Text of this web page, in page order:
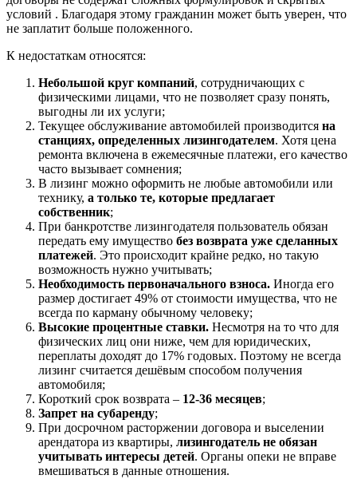
условий . Благодаря этому гражданин может быть уверен, что
не заплатит больше положенного.
К недостаткам относятся:
Небольшой круг компаний, сотрудничающих с
физическими лицами, что не позволяет сразу понять,
выгодны ли их услуги;
Текущее обслуживание автомобилей производится на
станциях, определенных лизингодателем. Хотя цена
ремонта включена в ежемесячные платежи, его качество
часто вызывает сомнения;
В лизинг можно оформить не любые автомобили или
технику, а только те, которые предлагает
собственник;
При банкротстве лизингодателя пользователь обязан
передать ему имущество без возврата уже сделанных
платежей. Это происходит крайне редко, но такую
возможность нужно учитывать;
Необходимость первоначального взноса. Иногда его
размер достигает 49% от стоимости имущества, что не
всегда по карману обычному человеку;
Высокие процентные ставки. Несмотря на то что для
физических лиц они ниже, чем для юридических,
переплаты доходят до 17% годовых. Поэтому не всегда
лизинг считается дешёвым способом получения
автомобиля;
Короткий срок возврата – 12-36 месяцев;
Запрет на субаренду;
При досрочном расторжении договора и выселении
арендатора из квартиры, лизингодатель не обязан
учитывать интересы детей. Органы опеки не вправе
вмешиваться в данные отношения.